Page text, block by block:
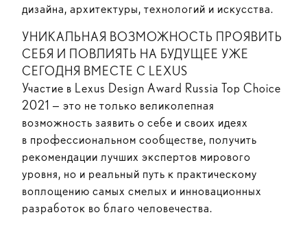
дизайна, архитектуры, технологий и искусства.
УНИКАЛЬНАЯ ВОЗМОЖНОСТЬ ПРОЯВИТЬ
СЕБЯ И ПОВЛИЯТЬ НА БУДУЩЕЕ УЖЕ
СЕГОДНЯ ВМЕСТЕ С LEXUS
Участие в Lexus Design Award Russia Top Choice
2021 — это не только великолепная
возможность заявить о себе и своих идеях
в профессиональном сообществе, получить
рекомендации лучших экспертов мирового
уровня, но и реальный путь к практическому
воплощению самых смелых и инновационных
разработок во благо человечества.